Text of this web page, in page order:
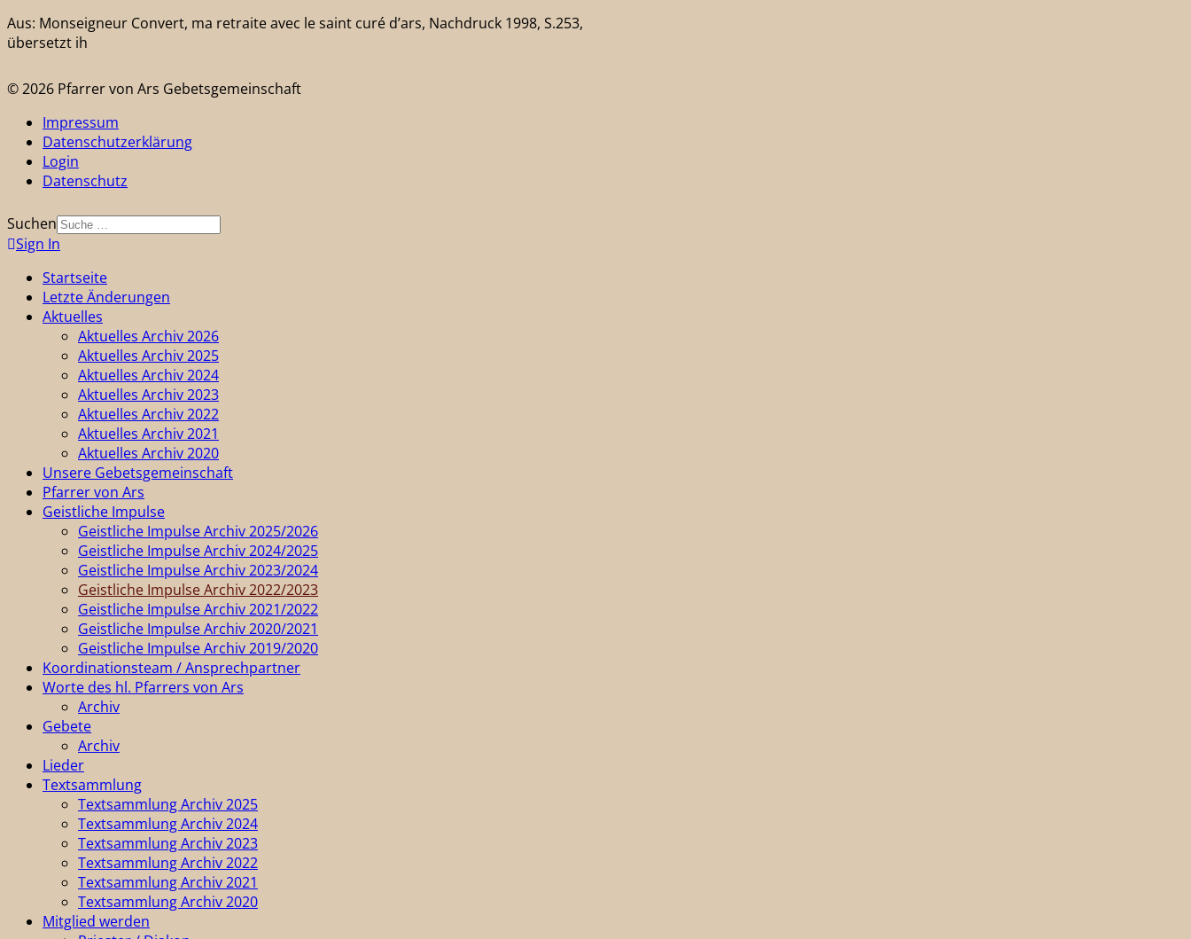
Aus: Monseigneur Convert, ma retraite avec le saint curé d’ars, Nachdruck 1998, S.253,
übersetzt ih
© 2026 Pfarrer von Ars Gebetsgemeinschaft
Impressum
Datenschutzerklärung
Login
Datenschutz
Suchen
Sign In
Startseite
Letzte Änderungen
Aktuelles
Aktuelles Archiv 2026
Aktuelles Archiv 2025
Aktuelles Archiv 2024
Aktuelles Archiv 2023
Aktuelles Archiv 2022
Aktuelles Archiv 2021
Aktuelles Archiv 2020
Unsere Gebetsgemeinschaft
Pfarrer von Ars
Geistliche Impulse
Geistliche Impulse Archiv 2025/2026
Geistliche Impulse Archiv 2024/2025
Geistliche Impulse Archiv 2023/2024
Geistliche Impulse Archiv 2022/2023
Geistliche Impulse Archiv 2021/2022
Geistliche Impulse Archiv 2020/2021
Geistliche Impulse Archiv 2019/2020
Koordinationsteam / Ansprechpartner
Worte des hl. Pfarrers von Ars
Archiv
Gebete
Archiv
Lieder
Textsammlung
Textsammlung Archiv 2025
Textsammlung Archiv 2024
Textsammlung Archiv 2023
Textsammlung Archiv 2022
Textsammlung Archiv 2021
Textsammlung Archiv 2020
Mitglied werden